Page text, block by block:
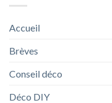
Accueil
Brèves
Conseil déco
Déco DIY